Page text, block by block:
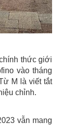
thức giới
vào tháng
M là viết tắt
chỉnh.
vẫn mang